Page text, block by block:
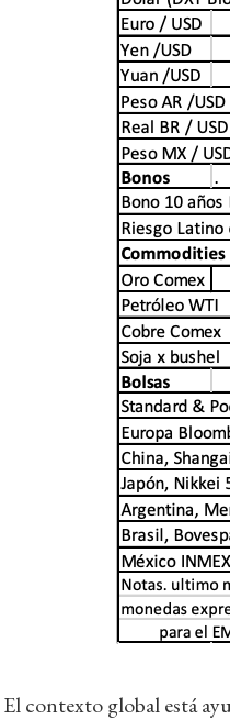
El contexto global está